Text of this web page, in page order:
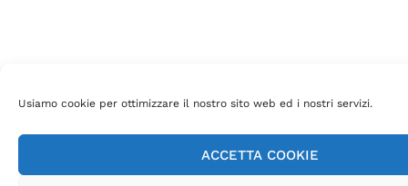
Usiamo cookie per ottimizzare il nostro sito web ed i nostri servizi.
ACCETTA COOKIE